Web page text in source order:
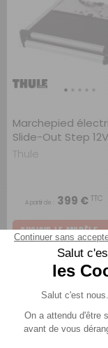
Marchepied
Slide-Out Step 12V
Thule
A partir de : 399 €TTC
CHOISIR LE MODÈLE